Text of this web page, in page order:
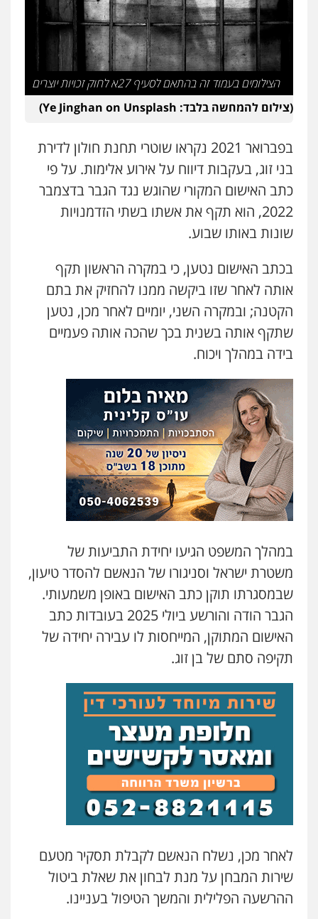
0526885006
עו"ד שלי גורביץ – לוי
משפט פלילי פשיעה חמורה מעצרים
וחקירות צבאי תעבורה
0544218336
פלילי דיני תעבורה מעצרים וחקירות
0505078733
עו"ד קארין לגטיוי
פלילי
משרד עורכי דין טאי שרקי
פלילי אסירים תעבורה מרב"ד
0547556464
עו"ד אילן אלימלך
פלילי פשיעה חמורה תעבורה אסירים
0522992110
עו"ד שאדי נאטור
פלילי פשיעה חמורה מעצרים וחקירות
0509230800
פלילי פשיעה כלכלית צווארון לבן
0506217771
סלימאן אבו שעירה – משרד עורכי דין
פלילי בטחוני צבאי נזיקין
0547780927
עו"ד אסף גונן
פלילי פשע חמור תעבורה צבא
וחקירות
0542255161
גל דהן – משרד עורך דין פלילי
פלילי פשיעה חמורה סמים מעצרים
וחקירות
0544723840
עו"ד ראוף נג'אר
פלילי עורכי דין לענייני אסירים מעצרים
סמים רכוש
0548009246
הצילומים בעמוד זה בהתאם לסעיף 27א לחוק זכויות יוצרים
(צילום להמחשה בלבד: Ye Jinghan on Unsplash)
בפברואר 2021 נקראו שוטרי תחנת חולון לדירת
בני זוג, בעקבות דיווח על אירוע אלימות. על פי
כתב האישום המקורי שהוגש נגד הגבר בדצמבר
2022, הוא תקף את אשתו בשתי הזדמנויות
שונות באותו שבוע.
בכתב האישום נטען, כי במקרה הראשון תקף
אותה לאחר שזו ביקשה ממנו להחזיק את בתם
הקטנה; ובמקרה השני, יומיים לאחר מכן, נטען
שתקף אותה בשנית בכך שהכה אותה פעמיים
בידה במהלך ויכוח.
במהלך המשפט הגיעו יחידת התביעות של
משטרת ישראל וסניגורו של הנאשם להסדר טיעון,
שבמסגרתו תוקן כתב האישום באופן משמעותי.
הגבר הודה והורשע ביולי 2025 בעובדות כתב
האישום המתוקן, המייחסות לו עבירה יחידה של
תקיפה סתם של בן זוג.
לאחר מכן, נשלח הנאשם לקבלת תסקיר מטעם
שירות המבחן על מנת לבחון את שאלת ביטול
ההרשעה הפלילית והמשך הטיפול בעניינו.